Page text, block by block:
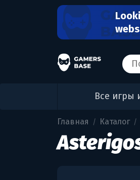
Все игры
Главная / Каталог /